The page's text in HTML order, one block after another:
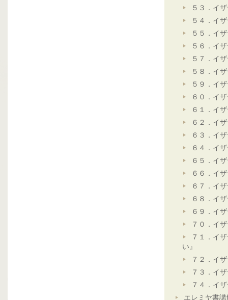
５３．イ
５４．イ
５５．イ
５６．イ
５７．イ
５８．イ
５９．イ
６０．イ
６１．イ
６２．イ
６３．イ
６４．イ
６５．イ
６６．イ
６７．イ
６８．イ
６９．イ
７０．イ
７１．イ
い』
７２．イ
７３．イ
７４．イ
エレミヤ書講